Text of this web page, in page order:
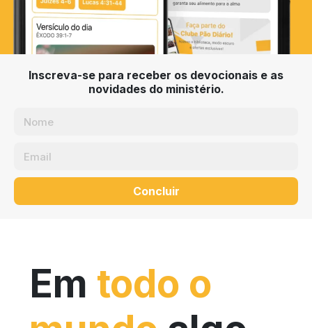
Inscreva-se para receber os devocionais e as
novidades do ministério.
Concluir
Em todo o